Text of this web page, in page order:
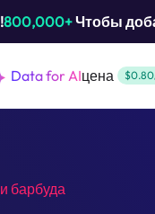
800,000+Чтобы
Data for AIцена
барбуда